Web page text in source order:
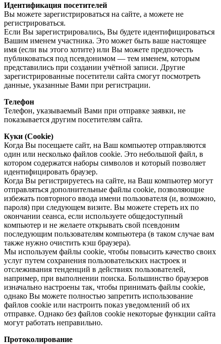
Идентификация посетителей
Вы можете зарегистрироваться на сайте, а можете не
регистрироваться.
Если Вы зарегистрировались, Вы будете идентифицироваться
Вашим именем участника. Это может быть ваше настоящее
имя (если вы этого хотите) или Вы можете предпочесть
публиковаться под псевдонимом — тем именем, которым
представились при создании учётной записи. Другие
зарегистрированные посетители сайта смогут посмотреть
данные, указанные Вами при регистрации.
Телефон
Телефон, указываемый Вами при отправке заявки, не
показывается другим посетителям сайта.
Куки (Cookie)
Когда Вы посещаете сайт, на Ваш компьютер отправляются
один или несколько файлов cookie. Это небольшой файл, в
котором содержатся наборы символов и который позволяет
идентифицировать браузер.
Когда Вы регистрируетесь на сайте, на Ваш компьютер могут
отправляться дополнительные файлы cookie, позволяющие
избежать повторного ввода имени пользователя (и, возможно,
пароля) при следующем визите. Вы можете стереть их по
окончании сеанса, если используете общедоступный
компьютер и не желаете открывать свой псевдоним
последующим пользователям компьютера (в таком случае вам
также нужно очистить кэш браузера).
Мы используем файлы cookie, чтобы повысить качество своих
услуг путем сохранения пользовательских настроек и
отслеживания тенденций в действиях пользователей,
например, при выполнении поиска. Большинство браузеров
изначально настроены так, чтобы принимать файлы cookie,
однако Вы можете полностью запретить использование
файлов cookie или настроить показ уведомлений об их
отправке. Однако без файлов cookie некоторые функции сайта
могут работать неправильно.
Протоколирование